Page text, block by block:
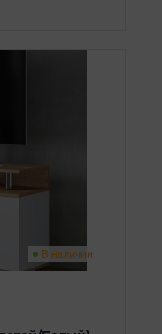
В наличии